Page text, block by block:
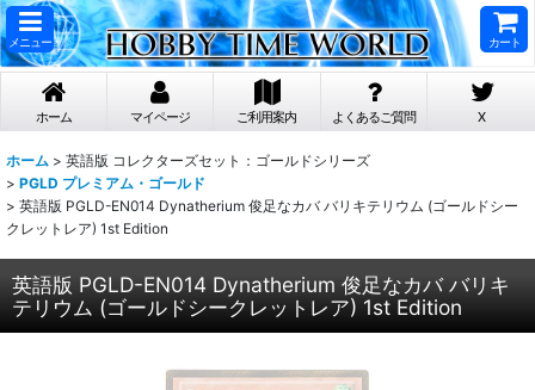
メニュー カート
ホーム マイページ ご利用案内 よくあるご質問 X
ホーム > 英語版 コレクターズセット：ゴールドシリーズ
> PGLD プレミアム・ゴールド
> 英語版 PGLD-EN014 Dynatherium 俊足なカバ バリキテリウム (ゴールドシー
クレットレア) 1st Edition
英語版 PGLD-EN014 Dynatherium 俊足なカバ バリキ
テリウム (ゴールドシークレットレア) 1st Edition